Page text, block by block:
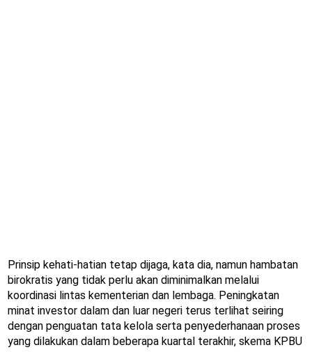
Prinsip kehati-hatian tetap dijaga, kata dia, namun hambatan
birokratis yang tidak perlu akan diminimalkan melalui
koordinasi lintas kementerian dan lembaga. Peningkatan
minat investor dalam dan luar negeri terus terlihat seiring
dengan penguatan tata kelola serta penyederhanaan proses
yang dilakukan dalam beberapa kuartal terakhir, skema KPBU